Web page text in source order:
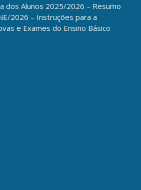
dos Alunos 2025/2026 – Resumo
2026 – Instruções para a
e Exames do Ensino Básico